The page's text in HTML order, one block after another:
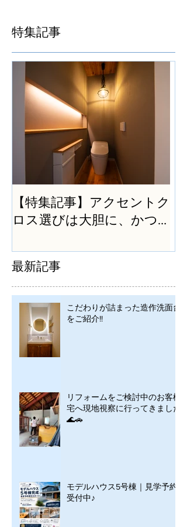
特集記事
【特集記事】アクセントク
ロス選びは大胆に、かつ
最新記事
こだわりが詰まった造作洗面台
をご紹介!!
リフォームをご検討中のお客様
宅へ現地視察に行ってきました
🌊🚗
モデルハウス5号棟｜見学予約
受付中♪